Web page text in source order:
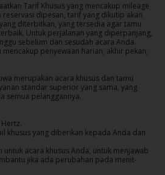
Tarif Khusus yang mencakup mileage
reservasi dipesan, tarif yang dikutip akan
diterbitkan, yang tersedia agar tamu
Untuk perjalanan yang diperpanjang,
sebelum dan sesudah acara Anda.
penyewaan harian, akhir pekan,
merupakan acara khusus dan tamu
standar superior yang sama, yang
semua pelanggannya.
khusus yang diberikan kepada Anda dan
untuk acara khusus Anda, untuk menjawab
jika ada perubahan pada menit-